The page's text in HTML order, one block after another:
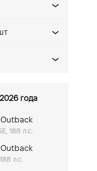
года
188 л.с.
л.с.